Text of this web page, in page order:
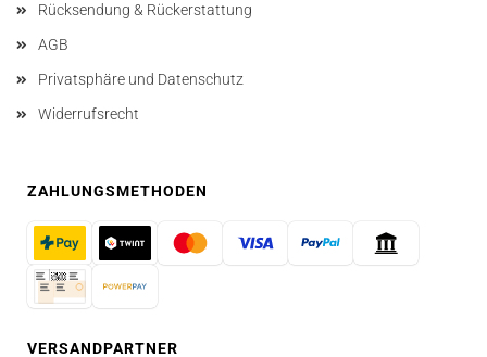
Rücksendung & Rückerstattung
AGB
Privatsphäre und Datenschutz
Widerrufsrecht
ZAHLUNGSMETHODEN
VERSANDPARTNER